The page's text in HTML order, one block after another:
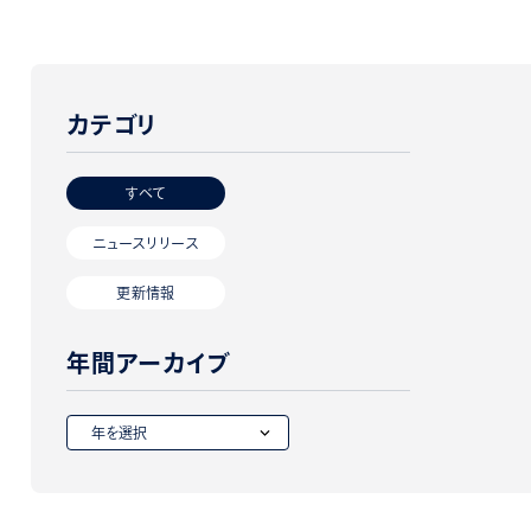
カテゴリ
すべて
ニュースリリース
更新情報
年間アーカイブ